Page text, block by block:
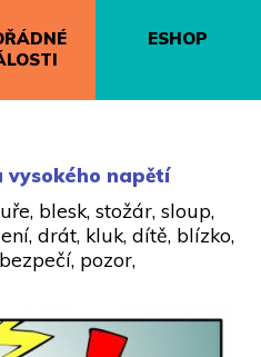
ESHOP
vysokého napětí
blesk, stožár, sloup,
drát, kluk, dítě, blízko,
pozor,